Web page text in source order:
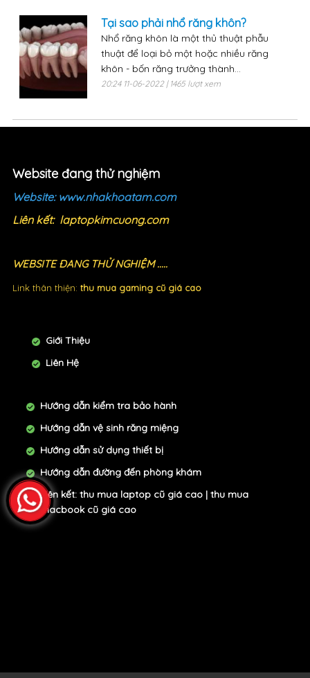
Tại sao phải nhổ răng khôn?
Nhổ răng khôn là một thủ thuật phẫu
thuật để loại bỏ một hoặc nhiều răng
khôn - bốn răng trưởng thành...
20:24 11-06-2022 | 1465 lượt xem
Website đang thử nghiệm
​Website: www.nhakhoatam.com
Liên kết: laptopkimcuong.com
WEBSITE ĐANG THỬ NGHIỆM .....
Link thân thiện: thu mua gaming cũ giá cao
Giới Thiệu
Liên Hệ
Hướng dẫn kiểm tra bảo hành
Hướng dẫn vệ sinh răng miệng
Hướng dẫn sử dụng thiết bị
Hướng dẫn đường đến phòng khám
Liên kết: thu mua laptop cũ giá cao| thu mua
macbook cũ giá cao